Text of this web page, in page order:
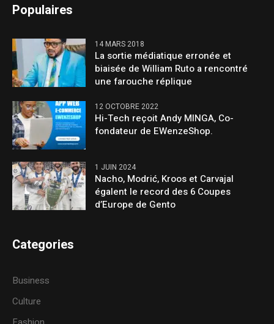
Populaires
14 MARS 2018
La sortie médiatique erronée et
biaisée de William Ruto a rencontré
une farouche réplique
12 OCTOBRE 2022
Hi-Tech reçoit Andy MINGA, Co-
fondateur de EWenzeShop.
1 JUIN 2024
Nacho, Modrić, Kroos et Carvajal
égalent le record des 6 Coupes
d’Europe de Gento
Categories
Business
Culture